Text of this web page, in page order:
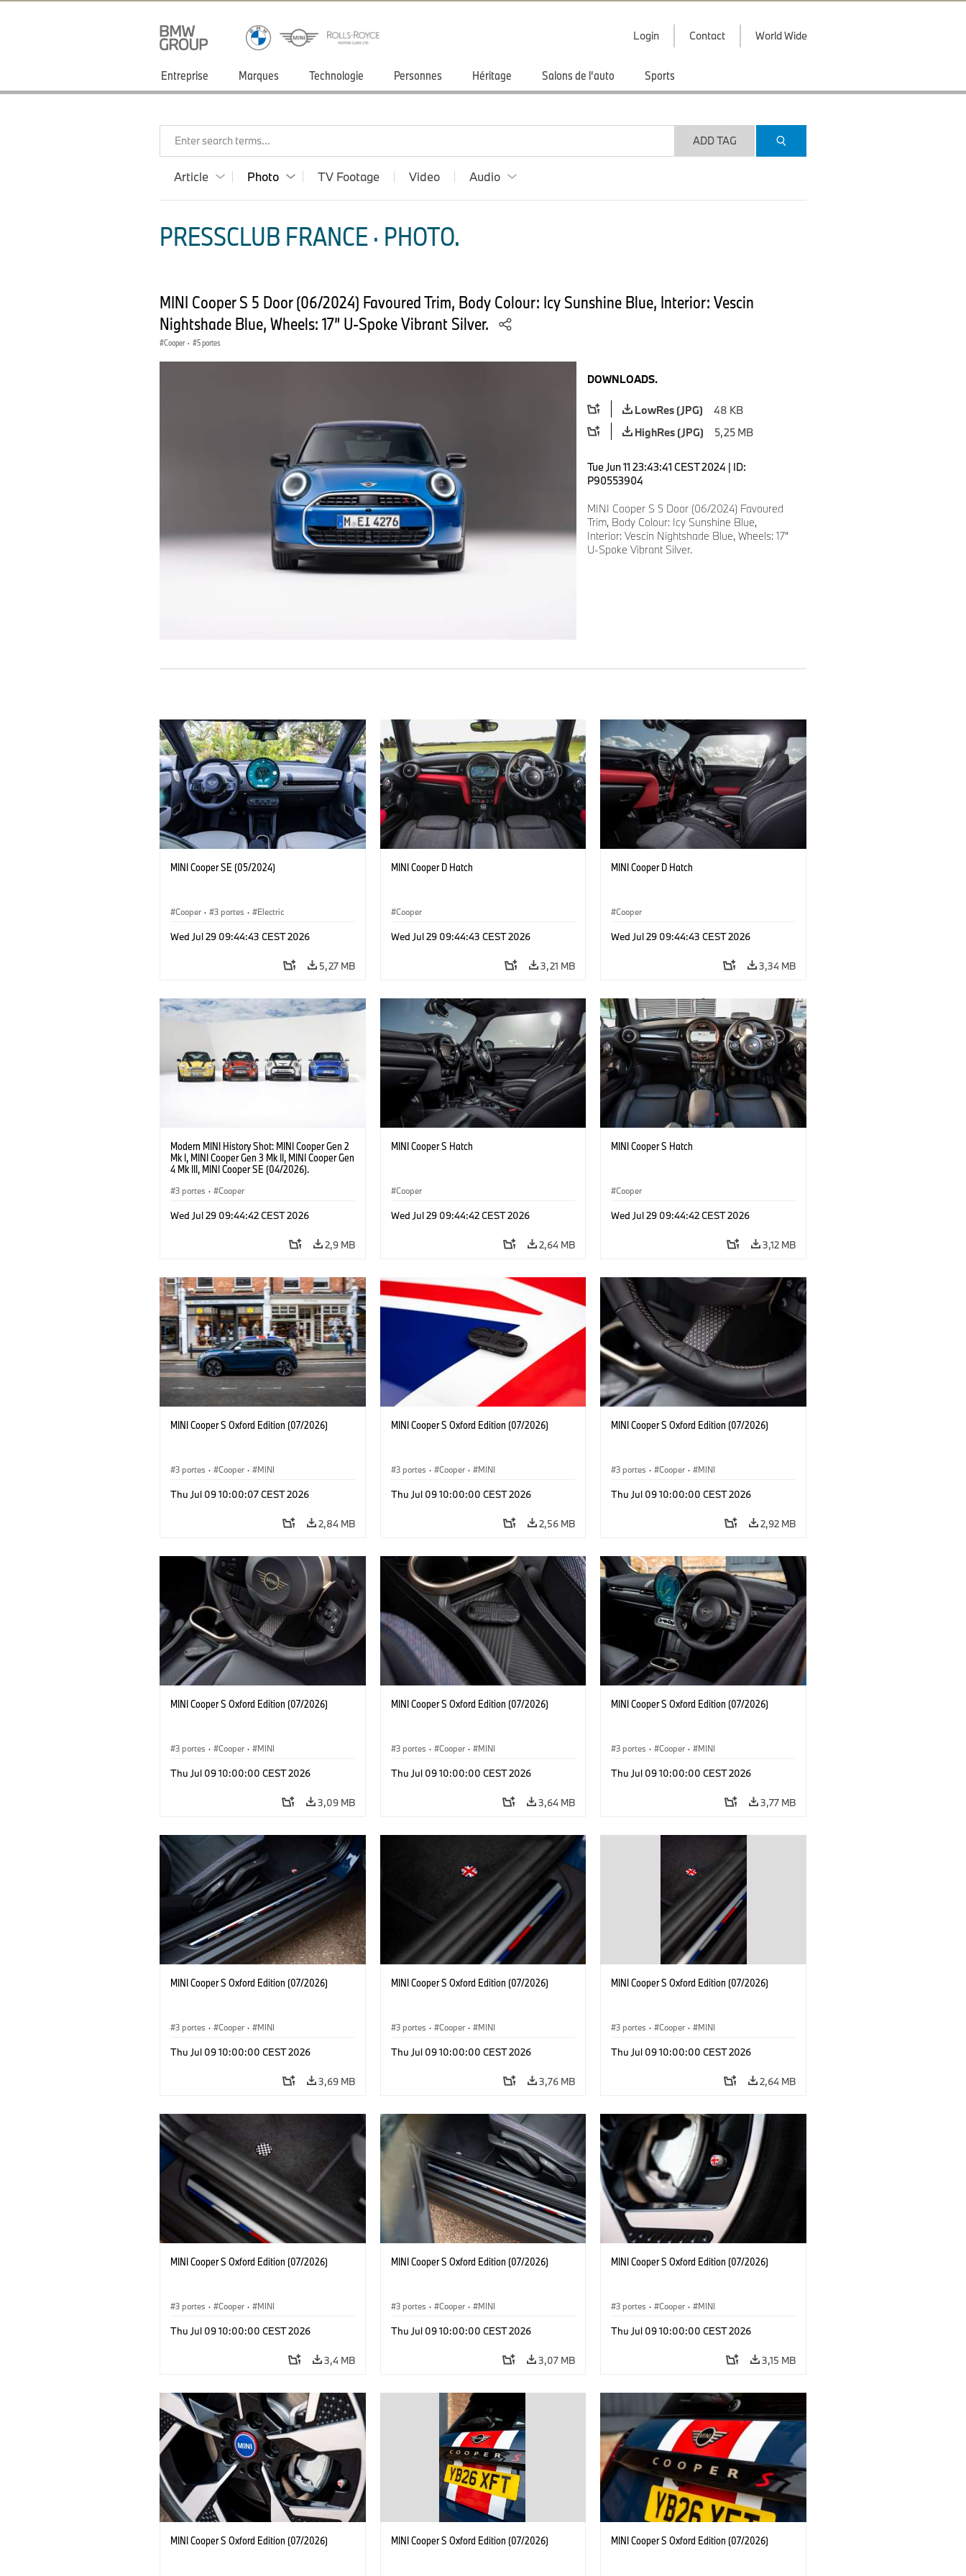
Login Contact World Wide
Entreprise Marques Technologie Personnes Héritage Salons de l'auto Sports
Enter search terms... ADD TAG
Article Photo TV Footage Video Audio
PRESSCLUB FRANCE · PHOTO.
MINI Cooper S 5 Door (06/2024) Favoured Trim, Body Colour: Icy Sunshine Blue, Interior: Vescin
Nightshade Blue, Wheels: 17” U-Spoke Vibrant Silver.
Cooper · 5 portes
DOWNLOADS.
LowRes (JPG)
48 KB
HighRes (JPG)
5,25 MB
Tue Jun 11 23:43:41 CEST 2024 | ID:
P90553904
MINI Cooper S 5 Door (06/2024) Favoured
Trim, Body Colour: Icy Sunshine Blue,
Interior: Vescin Nightshade Blue, Wheels: 17”
U-Spoke Vibrant Silver.
MINI Cooper SE (05/2024)
Cooper · 3 portes · Electric
Wed Jul 29 09:44:43 CEST 2026
5,27 MB
MINI Cooper D Hatch
Cooper
Wed Jul 29 09:44:43 CEST 2026
3,21 MB
MINI Cooper D Hatch
Cooper
Wed Jul 29 09:44:43 CEST 2026
3,34 MB
Modern MINI History Shot: MINI Cooper Gen 2
Mk I, MINI Cooper Gen 3 Mk II, MINI Cooper Gen
4 Mk III, MINI Cooper SE (04/2026).
3 portes · Cooper
Wed Jul 29 09:44:42 CEST 2026
2,9 MB
MINI Cooper S Hatch
Cooper
Wed Jul 29 09:44:42 CEST 2026
2,64 MB
MINI Cooper S Hatch
Cooper
Wed Jul 29 09:44:42 CEST 2026
3,12 MB
MINI Cooper S Oxford Edition (07/2026)
3 portes · Cooper · MINI
Thu Jul 09 10:00:07 CEST 2026
2,84 MB
MINI Cooper S Oxford Edition (07/2026)
3 portes · Cooper · MINI
Thu Jul 09 10:00:00 CEST 2026
2,56 MB
MINI Cooper S Oxford Edition (07/2026)
3 portes · Cooper · MINI
Thu Jul 09 10:00:00 CEST 2026
2,92 MB
MINI Cooper S Oxford Edition (07/2026)
3 portes · Cooper · MINI
Thu Jul 09 10:00:00 CEST 2026
3,09 MB
MINI Cooper S Oxford Edition (07/2026)
3 portes · Cooper · MINI
Thu Jul 09 10:00:00 CEST 2026
3,64 MB
MINI Cooper S Oxford Edition (07/2026)
3 portes · Cooper · MINI
Thu Jul 09 10:00:00 CEST 2026
3,77 MB
MINI Cooper S Oxford Edition (07/2026)
3 portes · Cooper · MINI
Thu Jul 09 10:00:00 CEST 2026
3,69 MB
MINI Cooper S Oxford Edition (07/2026)
3 portes · Cooper · MINI
Thu Jul 09 10:00:00 CEST 2026
3,76 MB
MINI Cooper S Oxford Edition (07/2026)
3 portes · Cooper · MINI
Thu Jul 09 10:00:00 CEST 2026
2,64 MB
MINI Cooper S Oxford Edition (07/2026)
3 portes · Cooper · MINI
Thu Jul 09 10:00:00 CEST 2026
3,4 MB
MINI Cooper S Oxford Edition (07/2026)
3 portes · Cooper · MINI
Thu Jul 09 10:00:00 CEST 2026
3,07 MB
MINI Cooper S Oxford Edition (07/2026)
3 portes · Cooper · MINI
Thu Jul 09 10:00:00 CEST 2026
3,15 MB
MINI Cooper S Oxford Edition (07/2026) MINI Cooper S Oxford Edition (07/2026) MINI Cooper S Oxford Edition (07/2026)